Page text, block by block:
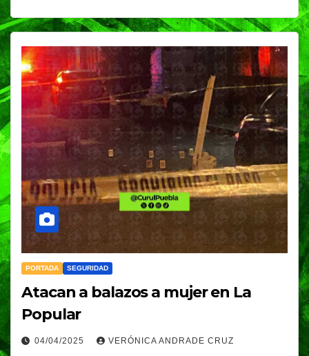
PORTADA SEGURIDAD
Atacan a balazos a mujer en La
Popular
04/04/2025 VERÓNICA ANDRADE CRUZ